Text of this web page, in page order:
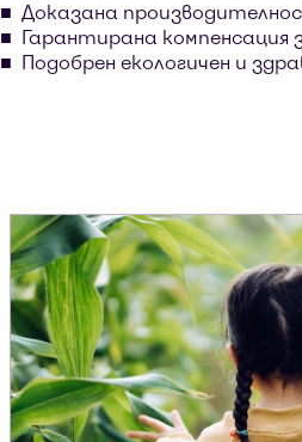
Доказана
Гарантирана компенсация
Подобрен екологичен и